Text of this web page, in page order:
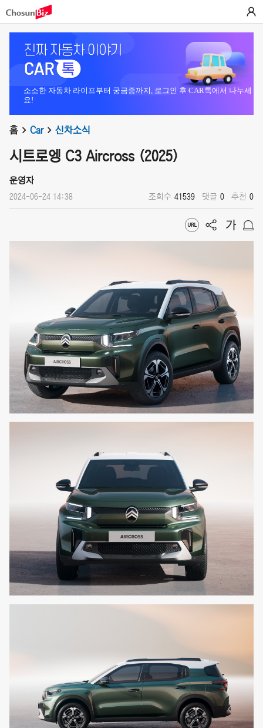
소소한 자동차 라이프부터 궁금증까지, 로그인 후 CAR톡에서 나누세
요!
홈 Car 신차소식
시트로엥 C3 Aircross (2025)
운영자
2024-06-24 14:38 조회수 41539 댓글 0 추천 0